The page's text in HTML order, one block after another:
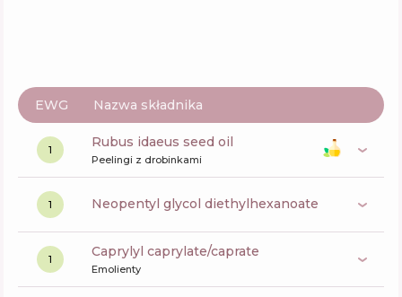
EWG Nazwa składnika
1 rubus idaeus seed oil
Peelingi z drobinkami
1 neopentyl glycol diethylhexanoate
1 caprylyl caprylate/caprate
Emolienty